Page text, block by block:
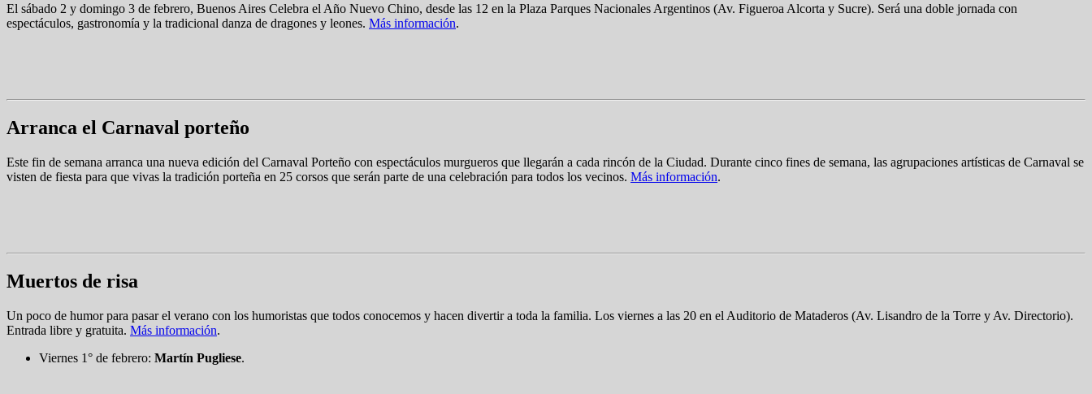
El sábado 2 y domingo 3 de febrero, Buenos Aires Celebra el Año Nuevo Chino, desde las 12 en la Plaza Parques Nacionales Argentinos (Av. Figueroa Alcorta y Sucre). Será una doble jornada con
espectáculos, gastronomía y la tradicional danza de dragones y leones. Más información.
Arranca el Carnaval porteño
Este fin de semana arranca una nueva edición del Carnaval Porteño con espectáculos murgueros que llegarán a cada rincón de la Ciudad. Durante cinco fines de semana, las agrupaciones artísticas de Carnaval se
visten de fiesta para que vivas la tradición porteña en 25 corsos que serán parte de una celebración para todos los vecinos. Más información.
Muertos de risa
Un poco de humor para pasar el verano con los humoristas que todos conocemos y hacen divertir a toda la familia. Los viernes a las 20 en el Auditorio de Mataderos (Av. Lisandro de la Torre y Av. Directorio).
Entrada libre y gratuita. Más información.
Viernes 1° de febrero: Martín Pugliese.